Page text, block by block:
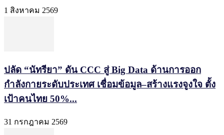
1 สิงหาคม 2569
ปลัด “นัทรียา” ดัน CCC สู่ Big Data ด้านการออก
กำลังกายระดับประเทศ เชื่อมข้อมูล–สร้างแรงจูงใจ ตั้ง
เป้าคนไทย 50%...
31 กรกฎาคม 2569